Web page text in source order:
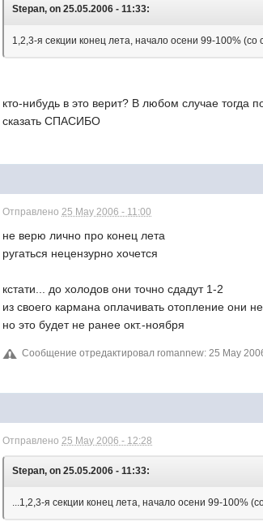
Stepan, on 25.05.2006 - 11:33:
1,2,3-я секции конец лета, начало осени 99-100% (со
кто-нибудь в это верит? В любом случае тогда
сказать СПАСИБО
Отправлено25 May 2006 - 11:00
не верю лично про конец лета
ругаться нецензурно хочется
кстати... до холодов они точно сдадут 1-2
из своего кармана оплачивать отопление они
но это будет не ранее окт.-ноября
Сообщение отредактировал romannew: 25 May
Отправлено25 May 2006 - 12:28
Stepan, on 25.05.2006 - 11:33:
...1,2,3-я секции конец лета, начало осени 99-100%